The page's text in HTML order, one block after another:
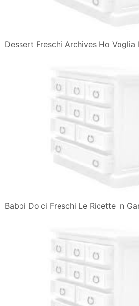
Dessert Freschi Archives Ho Voglia
Babbi Dolci Freschi Le Ricette In